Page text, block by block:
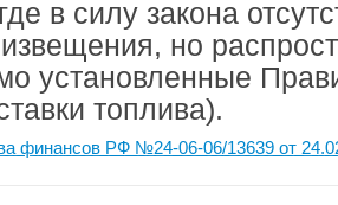
в силу закона
но
установленные
топлива).
финансов РФ №24-06-06/13639 от